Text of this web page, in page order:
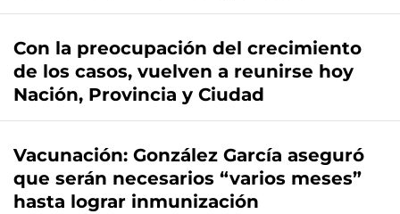
Con la preocupación del crecimiento
de los casos, vuelven a reunirse hoy
Nación, Provincia y Ciudad
Vacunación: González García aseguró
que serán necesarios “varios meses”
hasta lograr inmunización